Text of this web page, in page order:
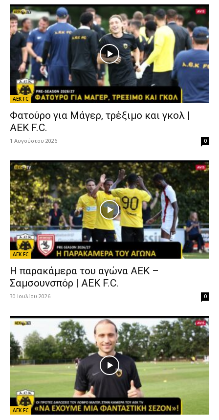
AEK FC
Φατούρο για Μάγερ, τρέξιμο και γκολ |
AEK F.C.
1 Αυγούστου 2026 0
AEK FC
Η παρακάμερα του αγώνα ΑΕΚ –
Σαμσουνσπόρ | AEK F.C.
30 Ιουλίου 2026 0
AEK FC